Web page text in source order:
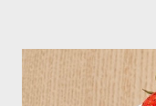
落擺放三個月。...
3.9g --------- --------- 可
利丁粉 3.3g 10g 細鹽